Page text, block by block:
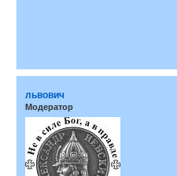
львович
Модератор